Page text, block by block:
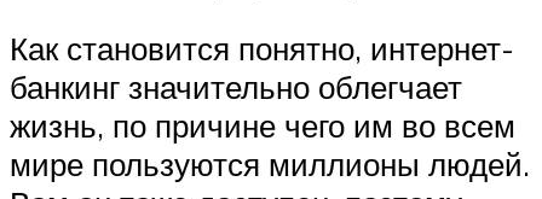
Как становится понятно, интернет-
банкинг значительно облегчает
жизнь, по причине чего им во всем
мире пользуются миллионы людей.